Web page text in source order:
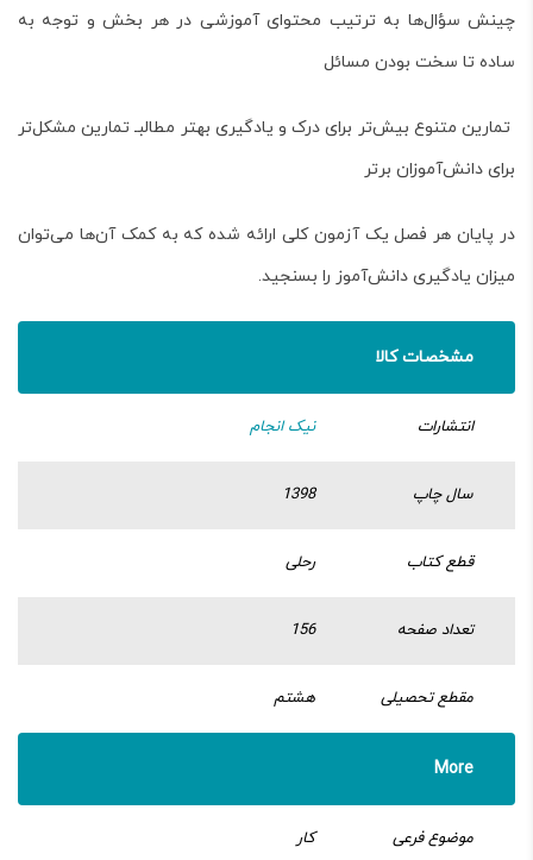
چینش سؤال‌ها به ترتیب محتوای آموزشی در هر بخش و توجه به
ساده تا سخت بودن مسائل
تمارین متنوع بیش‌تر برای درک و یادگیری بهتر مطالبـ تمارین مشکل‌تر
برای دانش‌آموزان برتر
در پایان هر فصل یک آزمون کلی ارائه شده که به کمک آن‌ها می‌توان
میزان یادگیری دانش‌آموز را بسنجید.
مشخصات کالا
انتشارات نیک انجام
سال چاپ 1398
قطع کتاب رحلی
تعداد صفحه 156
مقطع تحصیلی هشتم
More
موضوع فرعی کار